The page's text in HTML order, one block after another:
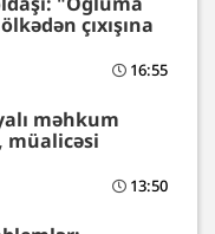
çıxışına
16:55
məhkum
müalicəsi
13:50